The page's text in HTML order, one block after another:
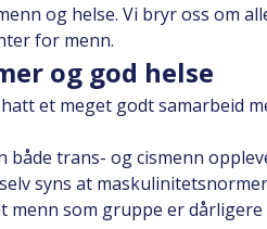
og helse. Vi bryr oss om
for menn.
og god helse
et meget godt samarbeid
både trans- og cismenn
syns at
som gruppe er